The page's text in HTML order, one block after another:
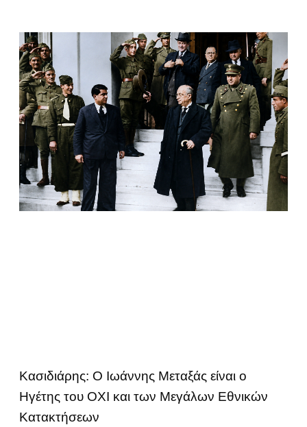
Κασιδιάρης: Ο Ιωάννης Μεταξάς είναι ο
Ηγέτης του ΟΧΙ και των Μεγάλων Εθνικών
Κατακτήσεων